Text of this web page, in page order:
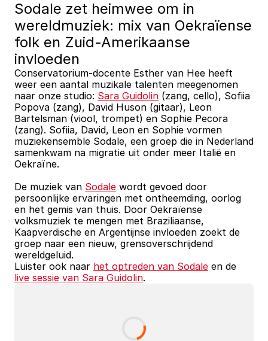
Sodale zet heimwee om in
wereldmuziek: mix van Oekraïense
folk en Zuid-Amerikaanse
invloeden
Conservatorium-docente Esther van Hee heeft
weer een aantal muzikale talenten meegenomen
naar onze studio: Sara Guidolin (zang, cello), Sofiia
Popova (zang), David Huson (gitaar), Leon
Bartelsman (viool, trompet) en Sophie Pecora
(zang). Sofiia, David, Leon en Sophie vormen
muziekensemble Sodale, een groep die in Nederland
samenkwam na migratie uit onder meer Italië en
Oekraïne.
De muziek van Sodale wordt gevoed door
persoonlijke ervaringen met ontheemding, oorlog
en het gemis van thuis. Door Oekraïense
volksmuziek te mengen met Braziliaanse,
Kaapverdische en Argentijnse invloeden zoekt de
groep naar een nieuw, grensoverschrijdend
wereldgeluid.
Luister ook naar het optreden van Sodale
live sessie van Sara Guidolin.